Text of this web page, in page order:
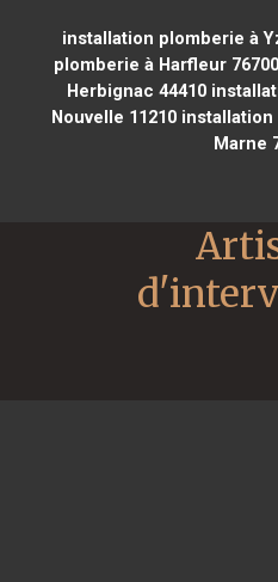
installation plomberie à
plomberie à Harfleur 76700
Herbignac 44410
Nouvelle 11210installation
Marne